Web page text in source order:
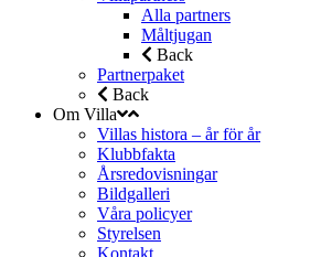
Alla partners
Måltjugan
Back
Partnerpaket
Back
Om Villa
Villas histora – år för år
Klubbfakta
Årsredovisningar
Bildgalleri
Våra policyer
Styrelsen
Kontakt